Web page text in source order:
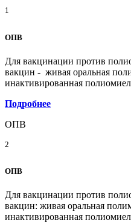
1
ОПВ
Для вакцинации против
вакцин - живая оральная
инактивированная
Подробнее
ОПВ
2
ОПВ
Для вакцинации против
вакцин: живая оральная
инактивированная